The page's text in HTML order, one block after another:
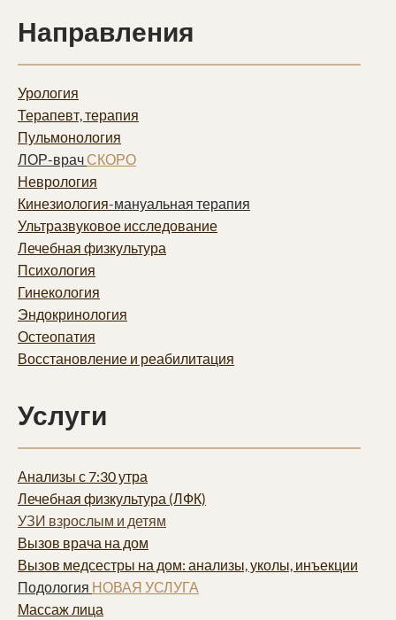
Направления
Урология
Терапевт, терапия
Пульмонология
ЛОР-врачСКОРО
Неврология
Кинезиология-мануальная терапия
Ультразвуковое исследование
Лечебная физкультура
Психология
Гинекология
Эндокринология
Остеопатия
Восстановление и реабилитация
Услуги
Анализы с 7:30 утра
Лечебная физкультура (ЛФК)
УЗИ взрослым и детям
Вызов врача на дом
Вызов медсестры на дом: анализы, уколы, инъекции
Подология НОВАЯ УСЛУГА
Массаж лица